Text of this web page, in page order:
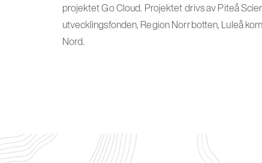
projektet Go Cloud. Projektet drivs av Piteå
utvecklingsfonden, Region Norrbotten, Luleå
Nord.